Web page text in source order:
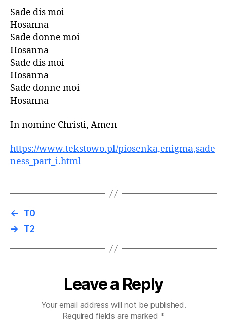
Sade dis moi
Hosanna
Sade donne moi
Hosanna
Sade dis moi
Hosanna
Sade donne moi
Hosanna
In nomine Christi, Amen
https://www.tekstowo.pl/piosenka,enigma,sade
ness_part_i.html
←
T0
→
T2
Leave a Reply
Your email address will not be published.
Required fields are marked *